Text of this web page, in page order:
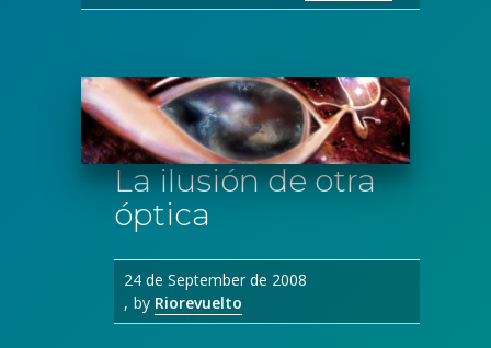
La ilusión de otra
óptica
24 de September de 2008
by Riorevuelto